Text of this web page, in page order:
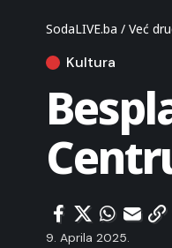
SodaLIVE.ba / Već
Kultura
9. Aprila 2025.